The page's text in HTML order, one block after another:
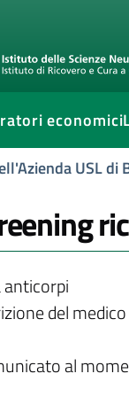
economici
USL di
anticorpi
del
al